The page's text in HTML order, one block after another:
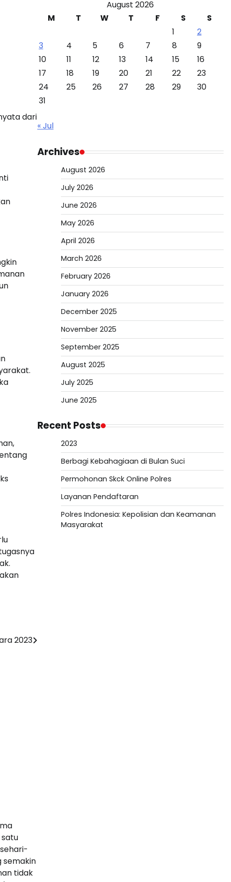
dari
2023
semakin
tidak
August 2026
M
T W T F S
S
1
2
3
4 5 6 7 8
9
10
11 12 13 14 15
16
17
18 19 20 21 22
23
24
25 26 27 28 29
30
31
« Jul
Archives
August 2026
July 2026
June 2026
May 2026
April 2026
March 2026
February 2026
January 2026
December 2025
November 2025
September 2025
August 2025
July 2025
June 2025
Recent Posts
2023
Berbagi Kebahagiaan di Bulan Suci
Permohonan Skck Online Polres
Layanan Pendaftaran
Polres Indonesia: Kepolisian dan Keamanan
Masyarakat